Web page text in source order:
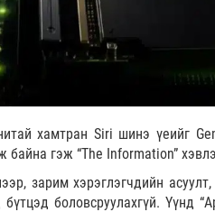
хамтран Siri шинэ үеийг
байна гэж “The Information”
зарим хэрэглэгчдийн асуулт,
боловсруулахгүй. Үүнд